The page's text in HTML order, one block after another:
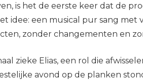
is het de eerste keer dat de
idee: een musical pur sang met
zonder changementen en
zieke Elias, een rol die
avond op de planken